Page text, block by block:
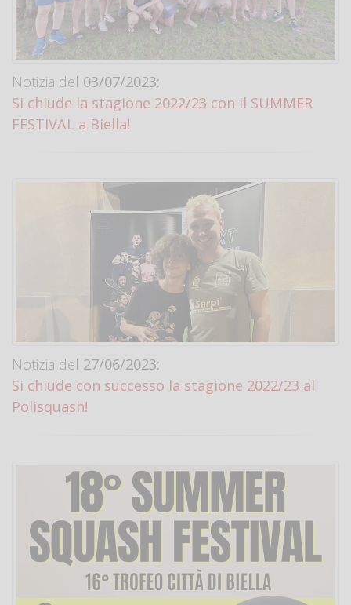
Notizia del 03/07/2023:
Si chiude la stagione 2022/23 con il SUMMER
FESTIVAL a Biella!
Notizia del 27/06/2023:
Si chiude con successo la stagione 2022/23 al
Polisquash!